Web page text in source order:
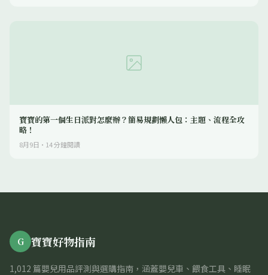
寶寶的第一個生日派對怎麼辦？簡易規劃懶人包：主題、流程全攻
略！
8月9日 · 14分鐘閱讀
G 寶寶好物指南
1,012 篇嬰兒用品評測與選購指南，涵蓋嬰兒車、餵食工具、睡眠